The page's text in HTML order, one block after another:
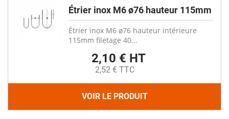
Étrier inox M6 ø76 hauteur 115mm
Étrier inox M6 ø76 hauteur intérieure
115mm filetage 40...
2,10 € HT
2,52 € TTC
VOIR LE PRODUIT